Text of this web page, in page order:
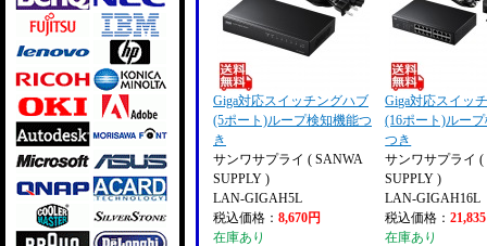
Giga対応スイッチングハブ
(5ポート)ループ検知機能つ
き
サンワサプライ ( SANWA
SUPPLY )
LAN-GIGAH5L
税込価格： 8,670円
在庫あり
Giga対応スイッ
(16ポート)ルー
つき
サンワサプライ (
SUPPLY )
LAN-GIGAH16L
税込価格：
在庫あり